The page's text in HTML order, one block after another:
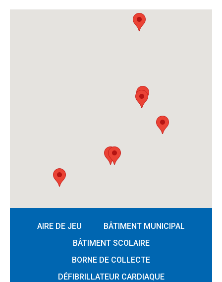
AIRE DE JEU
BÂTIMENT MUNICIPAL
BÂTIMENT SCOLAIRE
BORNE DE COLLECTE
DÉFIBRILLATEUR CARDIAQUE